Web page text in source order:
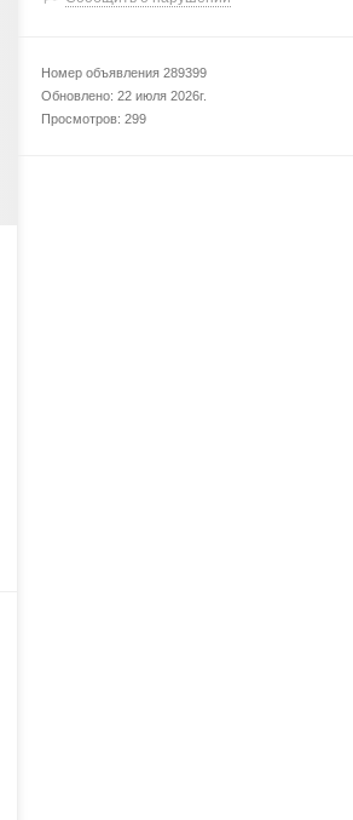
Номер объявления 289399
Обновлено: 22 июля 2026г.
Просмотров: 299